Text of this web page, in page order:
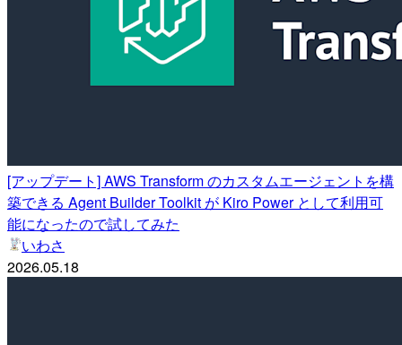
[アップデート] AWS Transform のカスタムエージェントを構
築できる Agent Builder Toolkit が Kiro Power として利用可
能になったので試してみた
いわさ
2026.05.18